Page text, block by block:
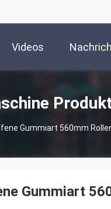
Videos
Gummiart 560mm
Gummiart